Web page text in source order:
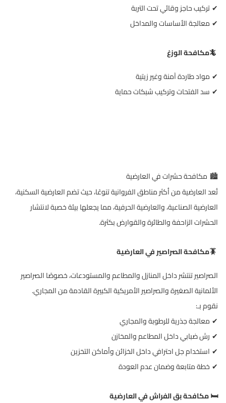
✔ تركيب حاجز وقائي تحت التربة
✔ معالجة الأساسات والمداخل
🦎مكافحة الوزغ
✔ مواد طاردة آمنة وغير زيتية
✔ سد الفتحات وتركيب شبكات حماية
🏙 مكافحة حشرات في العارضية
تُعد العارضية من أكثر مناطق الفروانية تنوعًا، حيث تضم العارضية السكنية،
العارضية الصناعية، والعارضية الحرفية، مما يجعلها بيئة خصبة لانتشار
الحشرات الزاحفة والطائرة والقوارض بكثرة.
🪳مكافحة الصراصير في العارضية
الصراصير تنتشر داخل المنازل والمطاعم والمستودعات، خصوصًا الصراصير
الألمانية الصغيرة والصراصير الأمريكية الكبيرة القادمة من المجاري.
نقوم بـ:
✔ معالجة جذرية للرطوبة والمجاري
✔ رش ضبابي داخل المطاعم والمخازن
✔ استخدام جل احترافي داخل الخزائن وأماكن التخزين
✔ خطة متابعة وضمان عدم العودة
🛏 مكافحة بق الفراش في العارضية